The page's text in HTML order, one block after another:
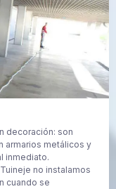
decoración: son
armarios metálicos y
inmediato.
Tuineje no instalamos
cuando se